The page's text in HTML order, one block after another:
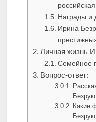
Награды и
Ирина
Личная жизнь
Семейное
Вопрос-ответ:
Какие